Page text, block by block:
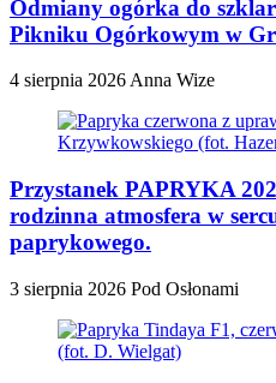
Odmiany ogórka do
Pikniku Ogórkowym w
4 sierpnia 2026 Anna Wize
Przystanek PAPRYKA
rodzinna atmosfera w
paprykowego.
3 sierpnia 2026 Pod Osłonami